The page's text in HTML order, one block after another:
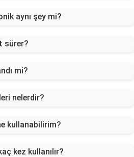
aynı şey mi?
sürer?
mi?
nelerdir?
kullanabilirim?
kez kullanılır?